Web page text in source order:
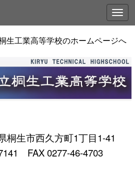
生工業高等学校のホームページへ
桐生市西久方町1丁目1-41
FAX 0277-46-4703